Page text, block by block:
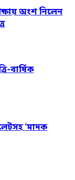
অংশ নিলেন
বার্ষিক
‘মাদক